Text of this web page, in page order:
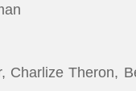
Charlize Theron,